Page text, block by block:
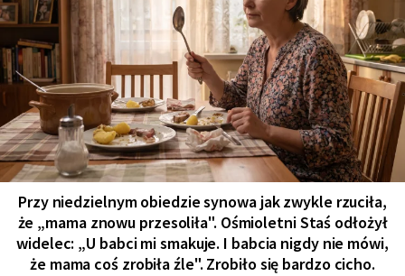
Przy niedzielnym obiedzie synowa jak zwykle rzuciła,
że „mama znowu przesoliła". Ośmioletni Staś odłożył
widelec: „U babci mi smakuje. I babcia nigdy nie mówi,
że mama coś zrobiła źle". Zrobiło się bardzo cicho.